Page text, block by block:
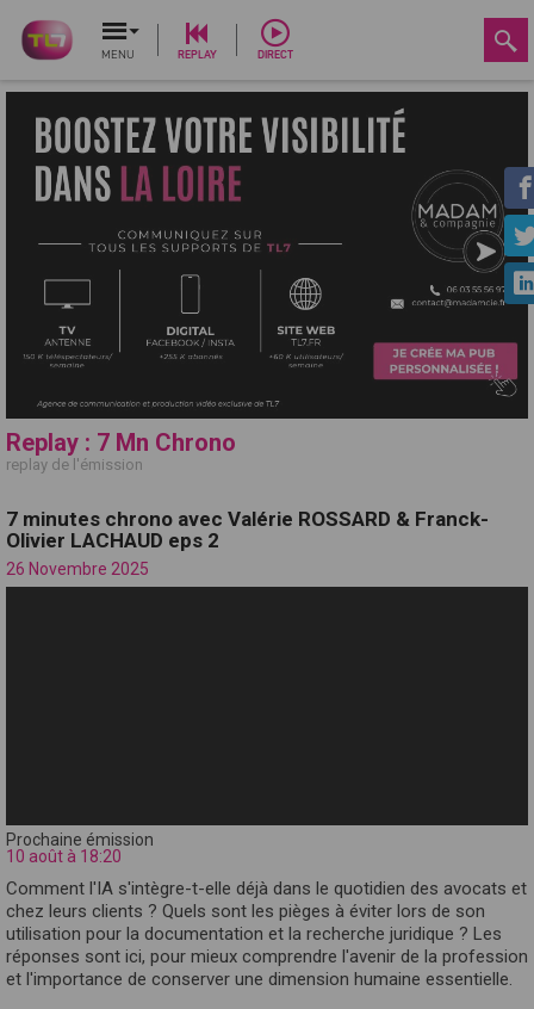
MENU REPLAY DIRECT
Replay : 7 Mn Chrono
replay de l'émission
7 minutes chrono avec Valérie ROSSARD & Franck-
Olivier LACHAUD eps 2
26 Novembre 2025
Prochaine émission
10 août à 18:20
Comment l'IA s'intègre-t-elle déjà dans le quotidien des avocats et
chez leurs clients ? Quels sont les pièges à éviter lors de son
utilisation pour la documentation et la recherche juridique ? Les
réponses sont ici, pour mieux comprendre l'avenir de la profession
et l'importance de conserver une dimension humaine essentielle.